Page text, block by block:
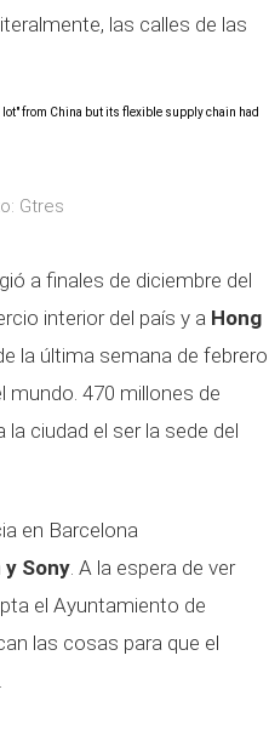
las calles de las
from China but its flexible supply chain had
Gtres
a finales de diciembre del
interior del país y a Hong
la última semana de febrero
470 millones de
ciudad el ser la sede del
en Barcelona
y Sony. A la espera de ver
el Ayuntamiento de
las cosas para que el